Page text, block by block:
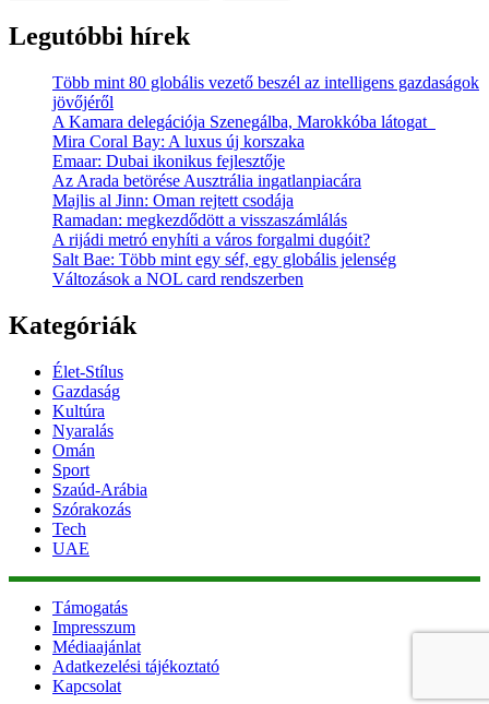
Legutóbbi hírek
Több mint 80 globális vezető beszél az intelligens gazdaságok
jövőjéről
A Kamara delegációja Szenegálba, Marokkóba látogat
Mira Coral Bay: A luxus új korszaka
Emaar: Dubai ikonikus fejlesztője
Az Arada betörése Ausztrália ingatlanpiacára
Majlis al Jinn: Oman rejtett csodája
Ramadan: megkezdődött a visszaszámlálás
A rijádi metró enyhíti a város forgalmi dugóit?
Salt Bae: Több mint egy séf, egy globális jelenség
Változások a NOL card rendszerben
Kategóriák
Élet-Stílus
Gazdaság
Kultúra
Nyaralás
Omán
Sport
Szaúd-Arábia
Szórakozás
Tech
UAE
Támogatás
Impresszum
Médiaajánlat
Adatkezelési tájékoztató
Kapcsolat